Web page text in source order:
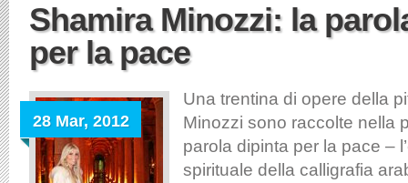
Shamira Minozzi: la
per la pace
28 Mar, 2012
Una trentina di opere della
Minozzi sono raccolte nella
parola dipinta per la pace –
spirituale della calligrafia